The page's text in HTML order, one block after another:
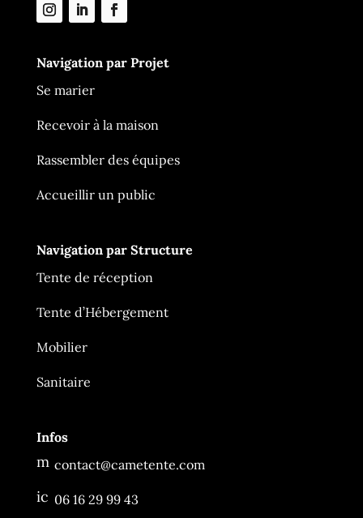
Navigation par Projet
Se marier
Recevoir à la maison
Rassembler des équipes
Accueillir un public
Navigation par Structure
Tente de réception
Tente d’Hébergement
Mobilier
Sanitaire
Infos
m
sa
g
contact@cametente.com
ic 06 16 29 99 43